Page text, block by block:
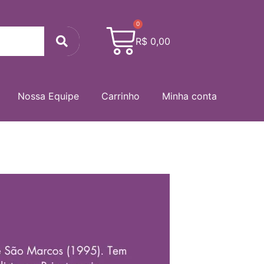
Search
R$ 0,00
0
Cart
Nossa Equipe Carrinho Minha conta